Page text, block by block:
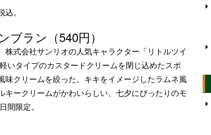
。
ラン（540円）
式会社サンリオの人気キャラクター「リトルツイ
いタイプのカスタードクリームを閉じ込めたスポ
味クリームを絞った。キキをイメージしたラムネ風
ークリームがかわいらしい、七夕にぴったりのモ
間限定。